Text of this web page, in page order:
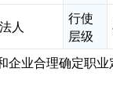
人
行使
层级
企业合理确定职业